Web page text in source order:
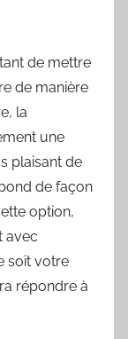
de mettre
de manière
la
une
plaisant de
de façon
option,
avec
soit votre
répondre à